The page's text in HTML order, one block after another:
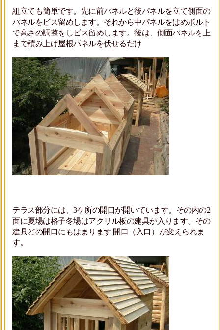
組立ても簡単です。先に前パネルと後パネルを立て側面の
パネルをビス留めします。それから中パネルをはめボルト
で高さの調整をしビス留めします。後は、側面パネルを上
まで積み上げ屋根パネルを伏せるだけ
テラス部分には、3ケ所の開口が開いています。その内の2
面に夏場は格子冬場はアクリル板の建具が入ります。その
建具どの開口にもはまります 開口（入口）が変えられま
す。